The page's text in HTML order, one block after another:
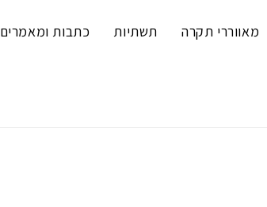
מאווררי תקרה תשתיות כתבות ומאמרים